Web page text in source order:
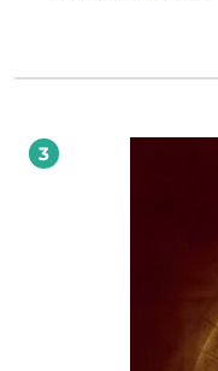
pisane ze swadą i
strony stanowią
niezwykłą postać ich
świętości. Choćby z tych
3